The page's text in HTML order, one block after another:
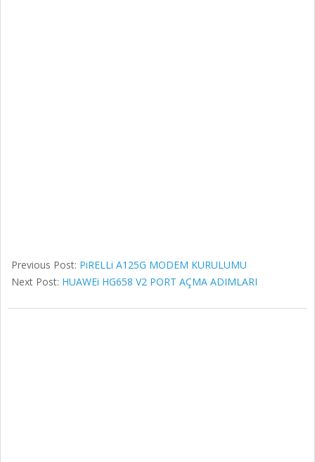
Previous Post: PiRELLi A125G MODEM KURULUMU
Next Post: HUAWEi HG658 V2 PORT AÇMA ADIMLARI